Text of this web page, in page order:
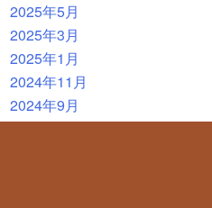
2025年5月
2025年3月
2025年1月
2024年11月
2024年9月